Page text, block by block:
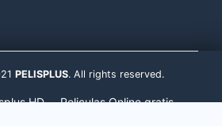
PELISPLUS. All rights reserved.
HD
Peliculas Online gratis